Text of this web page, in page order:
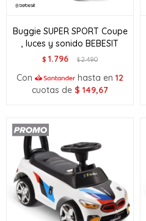
Buggie SUPER SPORT Coupe
, luces y sonido BEBESIT
$ 1.796 $2.490
Con hasta en 12
cuotas de $ 149,67